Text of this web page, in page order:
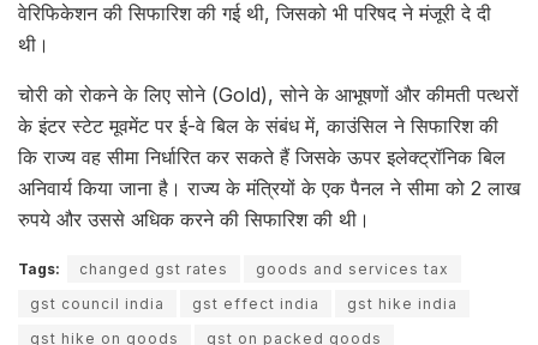
वेरिफिकेशन की सिफारिश की गई थी, जिसको भी परिषद ने मंजूरी दे दी
थी।
चोरी को रोकने के लिए सोने (Gold), सोने के आभूषणों और कीमती पत्थरों
के इंटर स्टेट मूवमेंट पर ई-वे बिल के संबंध में, काउंसिल ने सिफारिश की
कि राज्य वह सीमा निर्धारित कर सकते हैं जिसके ऊपर इलेक्ट्रॉनिक बिल
अनिवार्य किया जाना है। राज्य के मंत्रियों के एक पैनल ने सीमा को 2 लाख
रुपये और उससे अधिक करने की सिफारिश की थी।
Tags: changed gst rates
goods and services tax
gst council india
gst effect india
gst hike india
gst hike on goods
gst on packed goods